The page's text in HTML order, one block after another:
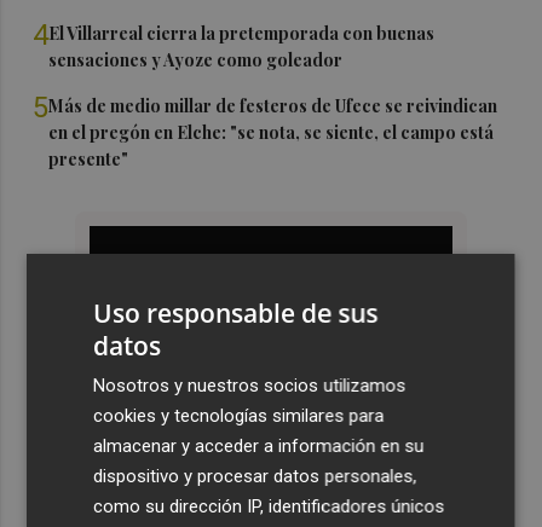
4El Villarreal cierra la pretemporada con buenas
sensaciones y Ayoze como goleador
5Más de medio millar de festeros de Ufece se reivindican
en el pregón en Elche: "se nota, se siente, el campo está
presente"
Uso responsable de sus
datos
Nosotros y nuestros socios utilizamos
cookies y tecnologías similares para
almacenar y acceder a información en su
dispositivo y procesar datos personales,
como su dirección IP, identificadores únicos